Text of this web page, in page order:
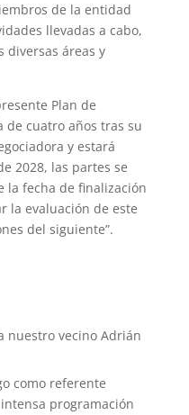
de la entidad
llevadas a cabo,
diversas áreas y
Plan de
de cuatro años tras su
y estará
2028, las partes se
la fecha de finalización
la evaluación de este
del siguiente”.
nuestro vecino Adrián
como referente
programación